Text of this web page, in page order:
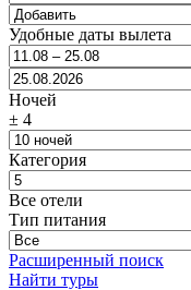
Удобные даты вылета
Ночей
± 4
Категория
Все отели
Тип питания
Расширенный поиск
Найти туры